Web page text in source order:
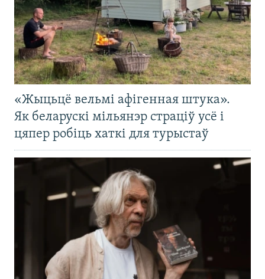
«Жыцьцё вельмі афігенная штука».
Як беларускі мільянэр страціў усё і
цяпер робіць хаткі для турыстаў